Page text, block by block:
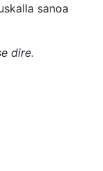
sanoa
dire.